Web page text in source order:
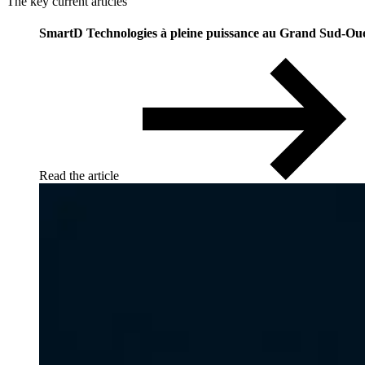
SmartD Technologies à pleine puissance au Grand Sud-
Read the article